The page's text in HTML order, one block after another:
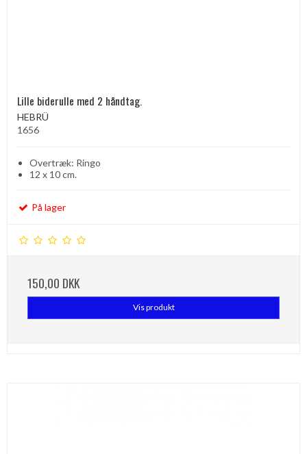
Lille biderulle med 2 håndtag.
HEBRÜ
1656
Overtræk: Ringo
12 x 10 cm.
På lager
150,00 DKK
Vis produkt